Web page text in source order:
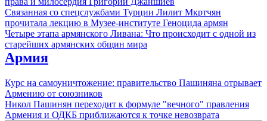
Связанная со спецслужбами Турции Лилит Мкртчян
прочитала лекцию в Музее-институте Геноцида армян
Четыре этапа армянского Ливана: Что происходит с одной из
старейших армянских общин мира
Армия
Курс на самоуничтожение: правительство Пашиняна отрывает
Армению от союзников
Никол Пашинян переходит к формуле "вечного" правления
Армения и ОДКБ приближаются к точке невозврата